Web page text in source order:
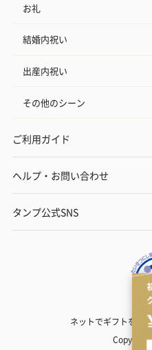
お礼
結婚内祝い
出産内祝い
その他のシーン
ご利用ガイド
ヘルプ・お問い合わせ
タンプ公式SNS
ネットでギフトを贈